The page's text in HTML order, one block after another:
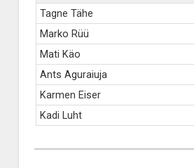
Tagne Tähe
Marko Rüü
Mati Käo
Ants Aguraiuja
Karmen Eiser
Kadi Luht